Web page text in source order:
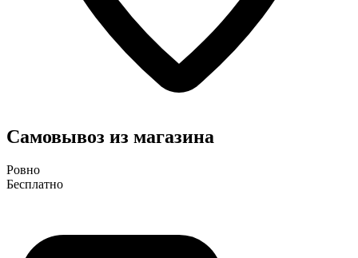
Самовывоз из магазина
Ровно
Бесплатно